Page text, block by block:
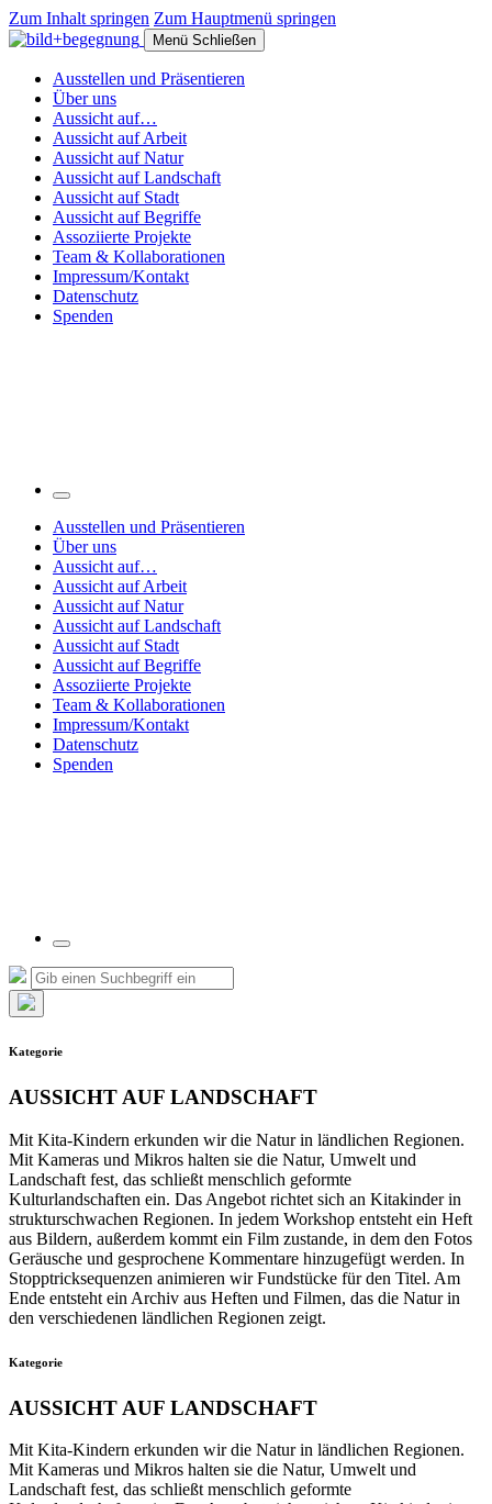
Zum Inhalt springen Zum Hauptmenü springen
Menü Schließen
Ausstellen und Präsentieren
Über uns
Aussicht auf…
Aussicht auf Arbeit
Aussicht auf Natur
Aussicht auf Landschaft
Aussicht auf Stadt
Aussicht auf Begriffe
Assoziierte Projekte
Team & Kollaborationen
Impressum/Kontakt
Datenschutz
Spenden
Suchfeld
umschalten
Ausstellen und Präsentieren
Über uns
Aussicht auf…
Aussicht auf Arbeit
Aussicht auf Natur
Aussicht auf Landschaft
Aussicht auf Stadt
Aussicht auf Begriffe
Assoziierte Projekte
Team & Kollaborationen
Impressum/Kontakt
Datenschutz
Spenden
Suchfeld
umschalten
Suche
nach:
Suchen
Such-
verbergen
Kategorie
AUSSICHT AUF LANDSCHAFT
Mit Kita-Kindern erkunden wir die Natur in ländlichen Regionen.
Mit Kameras und Mikros halten sie die Natur, Umwelt und
Landschaft fest, das schließt menschlich geformte
Kulturlandschaften ein. Das Angebot richtet sich an Kitakinder in
strukturschwachen Regionen. In jedem Workshop entsteht ein Heft
aus Bildern, außerdem kommt ein Film zustande, in dem den Fotos
Geräusche und gesprochene Kommentare hinzugefügt werden. In
Stopptricksequenzen animieren wir Fundstücke für den Titel. Am
Ende entsteht ein Archiv aus Heften und Filmen, das die Natur in
den verschiedenen ländlichen Regionen zeigt.
Kategorie
AUSSICHT AUF LANDSCHAFT
Mit Kita-Kindern erkunden wir die Natur in ländlichen Regionen.
Mit Kameras und Mikros halten sie die Natur, Umwelt und
Landschaft fest, das schließt menschlich geformte